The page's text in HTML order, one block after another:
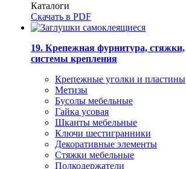
Каталоги
Скачать в PDF
19. Крепежная фурнитура, стяжки,
системы крепления
Крепежные уголки и пластины
Метизы
Бусолы мебельные
Гайка усовая
Шканты мебельные
Ключи шестигранники
Декоративные элементы
Стяжки мебельные
Полкодержатели